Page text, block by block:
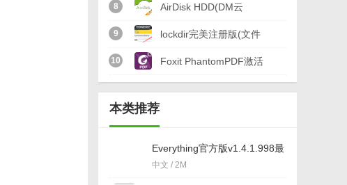
板(文档管理) 免费版
8 AirDisk HDD(DM云
盘)v1.7.44官方版
9 lockdir完美注册版(文件
加密) v6.4 最新版
10 Foxit PhantomPDF激活
本类推荐
Everything官方版v1.4.1.998最
新版
中文 / 2M